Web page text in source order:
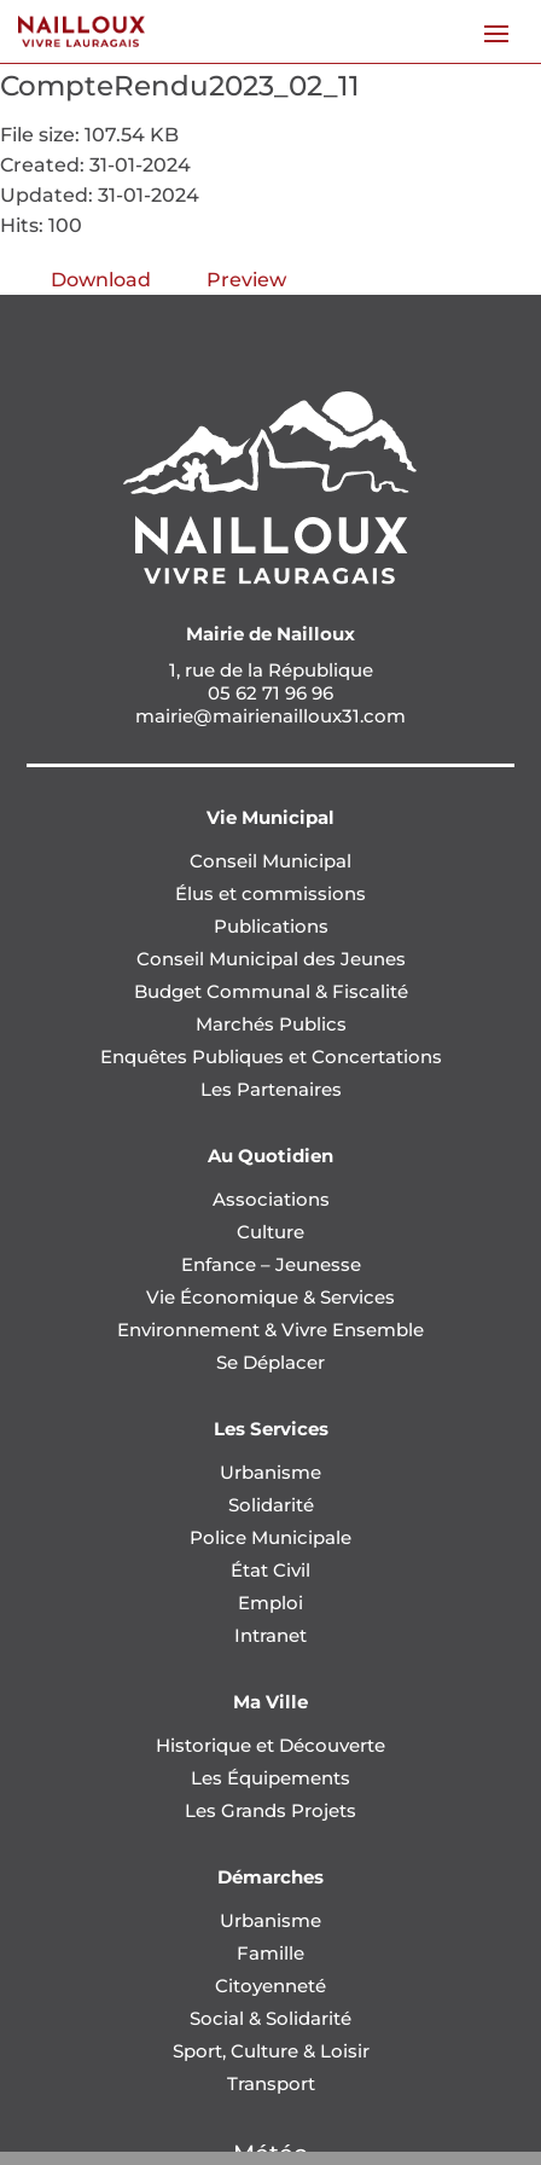
CompteRendu2023_02_11
File size: 107.54 KB
Created: 31-01-2024
Updated: 31-01-2024
Hits: 100
Download Preview
Mairie de Nailloux
1, rue de la République
05 62 71 96 96
mairie@mairienailloux31.com
Vie Municipal
Conseil Municipal
Élus et commissions
Publications
Conseil Municipal des Jeunes
Budget Communal & Fiscalité
Marchés Publics
Enquêtes Publiques et Concertations
Les Partenaires
Au Quotidien
Associations
Culture
Enfance – Jeunesse
Vie Économique & Services
Environnement & Vivre Ensemble
Se Déplacer
Les Services
Urbanisme
Solidarité
Police Municipale
État Civil
Emploi
Intranet
Ma Ville
Historique et Découverte
Les Équipements
Les Grands Projets
Démarches
Urbanisme
Famille
Citoyenneté
Social & Solidarité
Sport, Culture & Loisir
Transport
Météo